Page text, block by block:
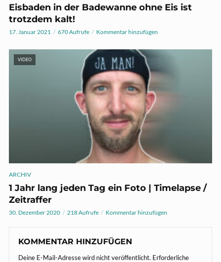
Eisbaden in der Badewanne ohne Eis ist
trotzdem kalt!
17. Januar 2021 670 Aufrufe Kommentar hinzufügen
VIDEO
ARCHIV
1 Jahr lang jeden Tag ein Foto | Timelapse /
Zeitraffer
30. Dezember 2020 218 Aufrufe Kommentar hinzufügen
KOMMENTAR HINZUFÜGEN
Deine E-Mail-Adresse wird nicht veröffentlicht. Erforderliche